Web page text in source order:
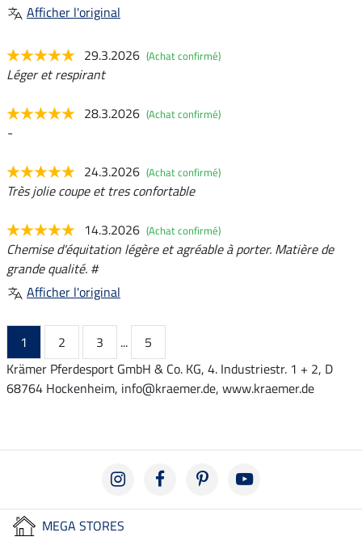
Afficher l'original
29.3.2026 (Achat confirmé)
Léger et respirant
28.3.2026 (Achat confirmé)
-
24.3.2026 (Achat confirmé)
Très jolie coupe et tres confortable
14.3.2026 (Achat confirmé)
Chemise d'équitation légère et agréable à porter. Matière de
grande qualité. #
Afficher l'original
1 2 3 ...
5
Krämer Pferdesport GmbH & Co. KG, 4. Industriestr. 1 + 2, D
68764 Hockenheim, info@kraemer.de, www.kraemer.de
MEGA STORES